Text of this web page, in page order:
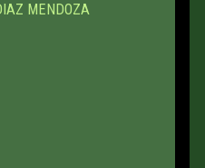
MENDOZA